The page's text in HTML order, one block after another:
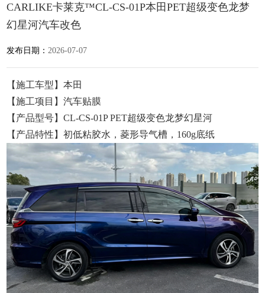
CARLIKE卡莱克™CL-CS-01P本田PET超级变色龙梦
幻星河汽车改色
发布日期： 2026-07-07
【施工车型】本田
【施工项目】汽车贴膜
【产品型号】CL-CS-01P PET超级变色龙梦幻星河
【产品特性】初低粘胶水，菱形导气槽，160g底纸